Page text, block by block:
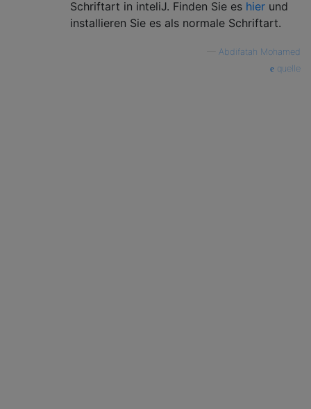
Schriftart in inteliJ. Finden Sie es hier und
installieren Sie es als normale Schriftart.
Abdifatah Mohamed
quelle